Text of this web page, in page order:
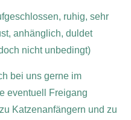
ruhig, sehr
anhänglich, duldet
nicht unbedingt)
bei uns gerne im
eventuell Freigang
Katzenanfängern und zu